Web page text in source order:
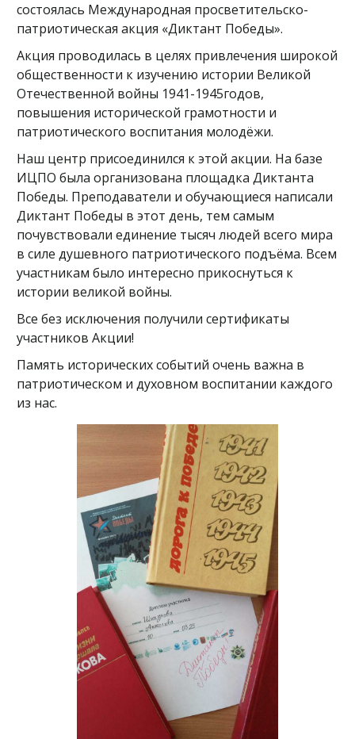
состоялась Международная просветительско-
патриотическая акция «Диктант Победы».
Акция проводилась в целях привлечения широкой
общественности к изучению истории Великой
Отечественной войны 1941-1945годов,
повышения исторической грамотности и
патриотического воспитания молодёжи.
Наш центр присоединился к этой акции. На базе
ИЦПО была организована площадка Диктанта
Победы. Преподаватели и обучающиеся написали
Диктант Победы в этот день, тем самым
почувствовали единение тысяч людей всего мира
в силе душевного патриотического подъёма. Всем
участникам было интересно прикоснуться к
истории великой войны.
Все без исключения получили сертификаты
участников Акции!
Память исторических событий очень важна в
патриотическом и духовном воспитании каждого
из нас.